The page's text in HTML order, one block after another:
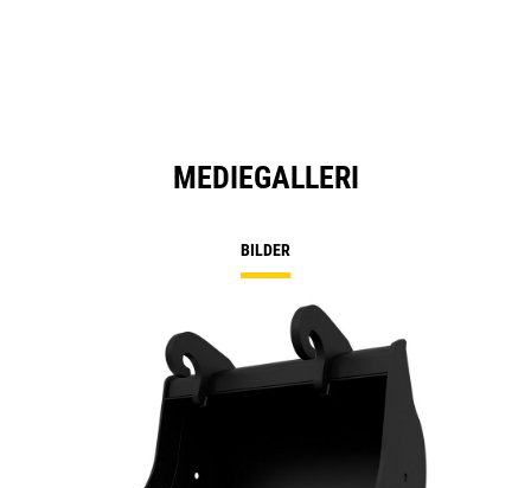
MEDIEGALLERI
BILDER